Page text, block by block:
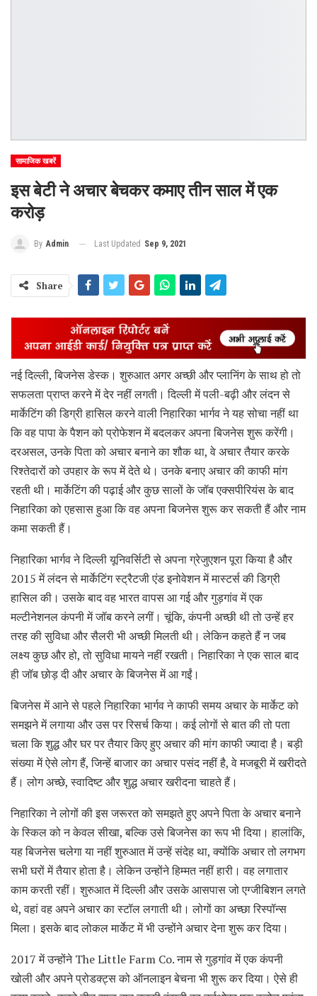
सामाजिक खबरें
इस बेटी ने अचार बेचकर कमाए तीन साल में एक
करोड़
By Admin Last Updated Sep 9, 2021
Share
नई दिल्ली, बिजनेस डेस्क। शुरुआत अगर अच्छी और प्लानिंग के साथ हो तो
सफलता प्राप्त करने में देर नहीं लगती। दिल्ली में पली-बढ़ी और लंदन से
मार्केटिंग की डिग्री हासिल करने वाली निहारिका भार्गव ने यह सोचा नहीं था
कि वह पापा के पैशन को प्रोफेशन में बदलकर अपना बिजनेस शुरू करेंगी।
दरअसल, उनके पिता को अचार बनाने का शौक था, वे अचार तैयार करके
रिश्तेदारों को उपहार के रूप में देते थे। उनके बनाए अचार की काफी मांग
रहती थी। मार्केटिंग की पढ़ाई और कुछ सालों के जॉब एक्सपीरियंस के बाद
निहारिका को एहसास हुआ कि वह अपना बिजनेस शुरू कर सकती हैं और नाम
कमा सकती हैं।
निहारिका भार्गव ने दिल्ली यूनिवर्सिटी से अपना ग्रेजुएशन पूरा किया है और
2015 में लंदन से मार्केटिंग स्ट्रैटजी एंड इनोवेशन में मास्टर्स की डिग्री
हासिल की। उसके बाद वह भारत वापस आ गई और गुड़गांव में एक
मल्टीनेशनल कंपनी में जॉब करने लगीं। चूंकि, कंपनी अच्छी थी तो उन्हें हर
तरह की सुविधा और सैलरी भी अच्छी मिलती थी। लेकिन कहते हैं न जब
लक्ष्य कुछ और हो, तो सुविधा मायने नहीं रखती। निहारिका ने एक साल बाद
ही जॉब छोड़ दी और अचार के बिजनेस में आ गईं।
बिजनेस में आने से पहले निहारिका भार्गव ने काफी समय अचार के मार्केट को
समझने में लगाया और उस पर रिसर्च किया। कई लोगों से बात की तो पता
चला कि शुद्ध और घर पर तैयार किए हुए अचार की मांग काफी ज्यादा है। बड़ी
संख्या में ऐसे लोग हैं, जिन्हें बाजार का अचार पसंद नहीं है, वे मजबूरी में खरीदते
हैं। लोग अच्छे, स्वादिष्ट और शुद्ध अचार खरीदना चाहते हैं।
निहारिका ने लोगों की इस जरूरत को समझते हुए अपने पिता के अचार बनाने
के स्किल को न केवल सीखा, बल्कि उसे बिजनेस का रूप भी दिया। हालांकि,
यह बिजनेस चलेगा या नहीं शुरुआत में उन्हें संदेह था, क्योंकि अचार तो लगभग
सभी घरों में तैयार होता है। लेकिन उन्होंने हिम्मत नहीं हारी। वह लगातार
काम करती रहीं। शुरुआत में दिल्ली और उसके आसपास जो एग्जीबिशन लगते
थे, वहां वह अपने अचार का स्टॉल लगाती थी। लोगों का अच्छा रिस्पॉन्स
मिला। इसके बाद लोकल मार्केट में भी उन्होंने अचार देना शुरू कर दिया।
2017 में उन्होंने The Little Farm Co. नाम से गुड़गांव में एक कंपनी
खोली और अपने प्रोडक्ट्स को ऑनलाइन बेचना भी शुरू कर दिया। ऐसे ही